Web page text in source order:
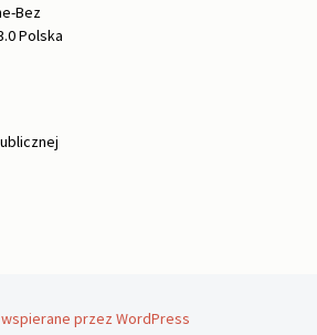
Bez
Polska
przez WordPress